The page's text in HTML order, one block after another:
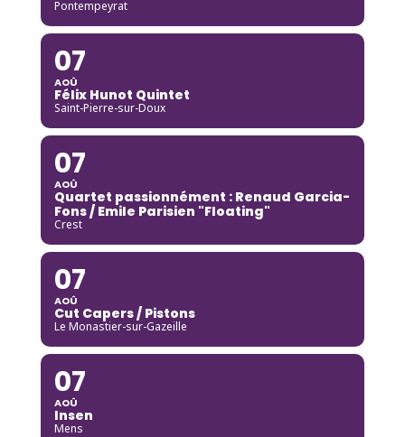
Pontempeyrat
07
AOÛ
Félix Hunot Quintet
Saint-Pierre-sur-Doux
07
AOÛ
Quartet passionnément : Renaud Garcia-
Fons / Emile Parisien "Floating"
Crest
07
AOÛ
Cut Capers / Pistons
Le Monastier-sur-Gazeille
07
AOÛ
Insen
Mens